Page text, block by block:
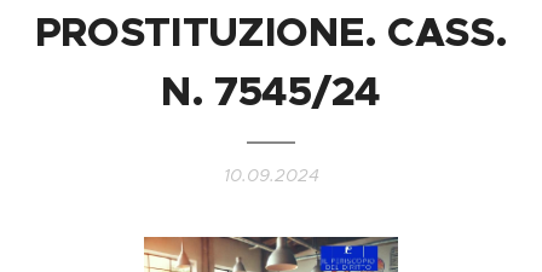
PROSTITUZIONE. CASS.
N. 7545/24
10.09.2024